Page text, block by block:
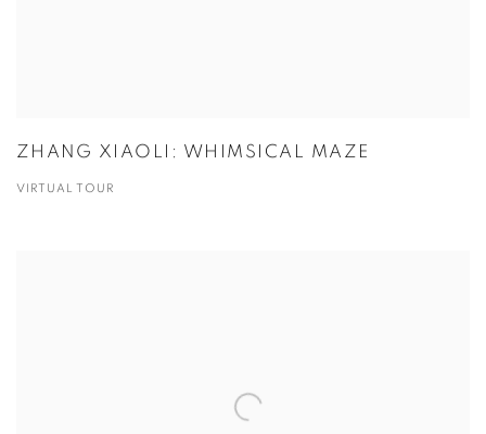
ZHANG XIAOLI: WHIMSICAL MAZE
VIRTUAL TOUR